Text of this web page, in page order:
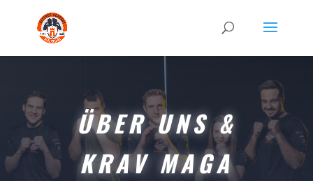
ÜBER UNS &
KRAV MAGA